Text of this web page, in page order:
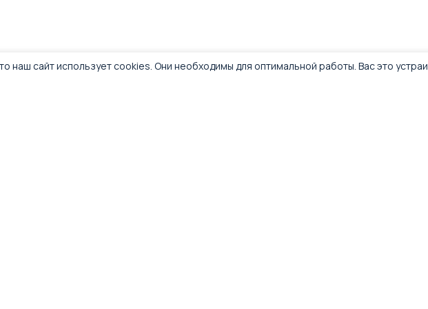
наш сайт использует cookies. Они необходимы для оптимальной работы. Вас это